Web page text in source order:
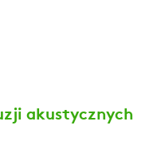
akustycznych